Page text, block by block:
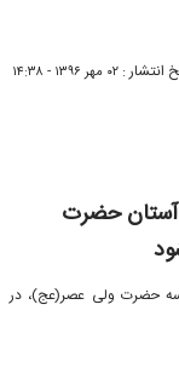
انتشار : ۰۲ مهر ۱۳۹۶ - ۱۴:۳۸
آستان حضرت
حضرت ولی عصر(عج)، در